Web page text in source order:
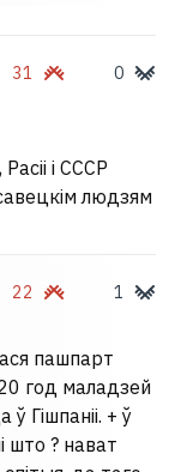
31 0
і СССР
людзям
22 1
пашпарт
год маладзей
Гішпаніі. + ў
што ? нават